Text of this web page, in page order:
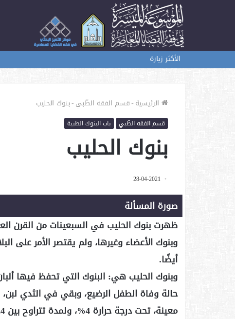
الأكثر زيارة
الرئيسية-قسم الفقه الطّبي-بنوك الحليب
قسم الفقه الطّبي باب البنوك الطبية
بنوك الحليب
28-04-2021
صورة المسألة
ظهرت بنوك الحليب في السبعينات من القرن
وبنوك الأعضاء وغيرها، ولم يقتصر الأمر على
أيضًا.
وبنوك الحليب هي: البنوك التي تحفظ فيها
حالة وفاة الطفل الرضيع، وبقي في الثدي